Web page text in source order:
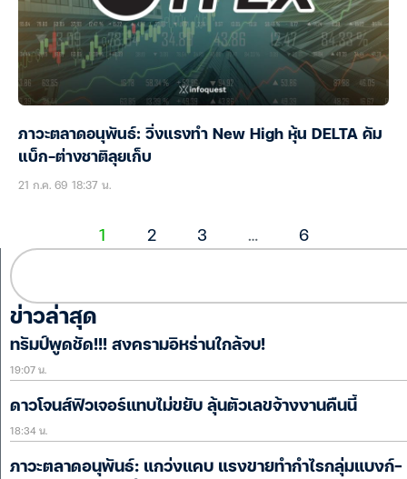
ภาวะตลาดอนุพันธ์: วิ่งแรงทำ New High หุ้น DELTA คัม
แบ็ก-ต่างชาติลุยเก็บ
21 ก.ค. 69 18:37 น.
1 2 3 … 6
ข่าวล่าสุด
ทรัมป์พูดชัด!!! สงครามอิหร่านใกล้จบ!
19:07 น.
ดาวโจนส์ฟิวเจอร์แทบไม่ขยับ ลุ้นตัวเลขจ้างงานคืนนี้
18:34 น.
ภาวะตลาดอนุพันธ์: แกว่งแคบ แรงขายทำกำไรกลุ่มแบงก์-